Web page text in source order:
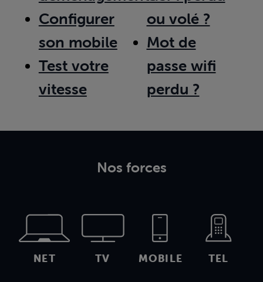
Configurer
son mobile
Test votre
vitesse
ou volé ?
Mot de
passe wifi
perdu ?
Nos forces
NET TV MOBILE TEL